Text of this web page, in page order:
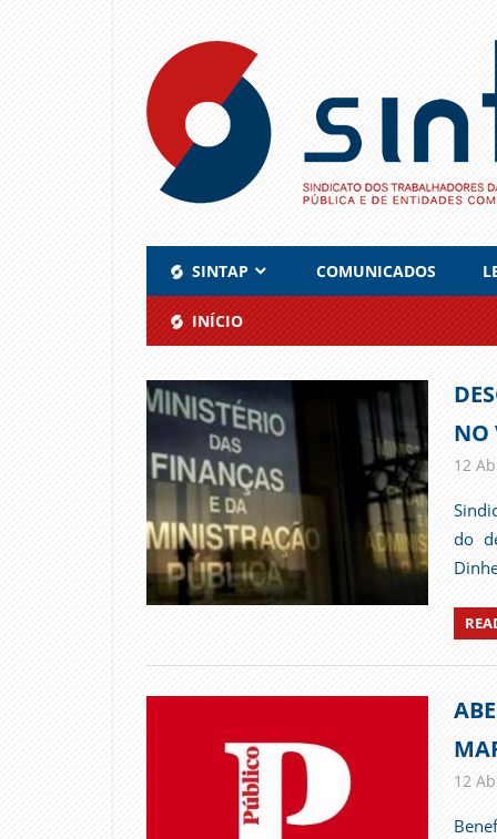
content
SINTAP COMUNICADOS
INÍCIO
NO
12
do
12